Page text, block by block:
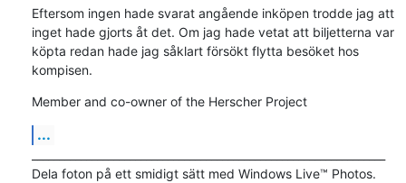
Eftersom ingen hade svarat angående inköpen trodde jag att
inget hade gjorts åt det. Om jag hade vetat att biljetterna var
köpta redan hade jag såklart försökt flytta besöket hos
kompisen.
Member and co-owner of the Herscher Project
...